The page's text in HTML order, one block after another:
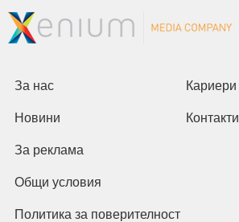
За нас Кариери
Новини Контакти
За реклама
Общи условия
Политика за поверителност